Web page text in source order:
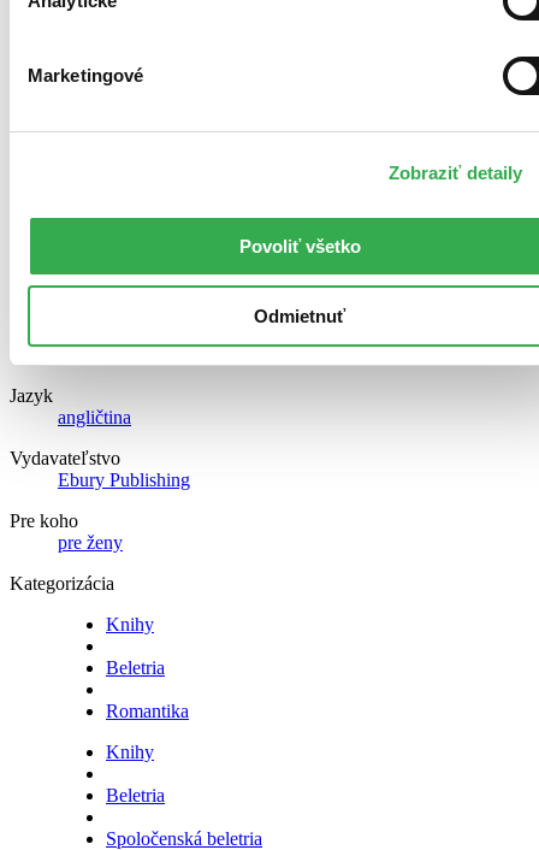
Marketingové
Zobraziť detaily
Povoliť všetko
Odmietnuť
Rozmer
Dátum vydania
1. 6. 2017
Jazyk
angličtina
Vydavateľstvo
Ebury Publishing
Pre koho
pre ženy
Kategorizácia
Knihy
Beletria
Romantika
Knihy
Beletria
Spoločenská beletria